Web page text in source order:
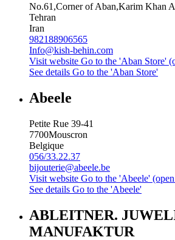
No.61,Corner of Aban,Karim Khan
Tehran
Iran
982188906565
Info@kish-behin.com
Visit website Go to the 'Aban Store'
See details Go to the 'Aban Store'
Abeele
Petite Rue 39-41
7700Mouscron
Belgique
056/33.22.37
bijouterie@abeele.be
Visit website Go to the 'Abeele'
See details Go to the 'Abeele'
ABLEITNER.
MANUFAKTUR